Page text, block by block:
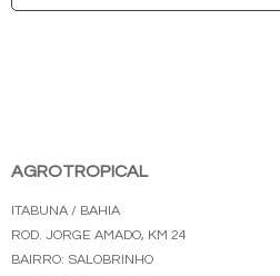
AGROTROPICAL
ITABUNA / BAHIA
ROD. JORGE AMADO, KM 24
BAIRRO: SALOBRINHO